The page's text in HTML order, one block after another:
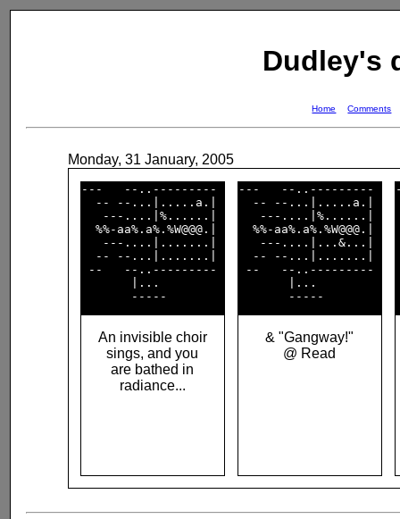
Dudley's
Home Comments
Monday, 31 January, 2005
---   --..---------
  -- --...|.....a.|
   ---....|%......|
  %%-aa%.a%.%W@@@.|
   ---....|.......|
  -- --...|.......|
--   --..---------
       |...
An invisible choir
sings, and you
are bathed in
radiance...
---   --..---------
  -- --...|.....a.|
   ---....|%......|
  %%-aa%.a%.%W@@@.|
   ---....|...&...|
  -- --...|.......|
--   --..---------
       |...
& "Gangway!"
@ Read